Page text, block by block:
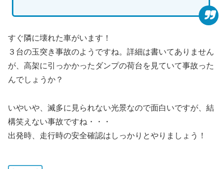
すぐ隣に壊れた車がいます！
３台の玉突き事故のようですね。詳細は書いてありません
が、高架に引っかかったダンプの荷台を見ていて事故った
んでしょうか？
いやいや、滅多に見られない光景なので面白いですが、結
構笑えない事故ですね・・・
出発時、走行時の安全確認はしっかりとやりましょう！